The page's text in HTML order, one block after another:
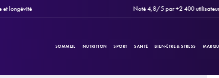
Noté 4,8/5 par +2 400 utilisateurs
SOMMEIL NUTRITION SPORT SANTÉ BIEN-ÊTRE & STRESS